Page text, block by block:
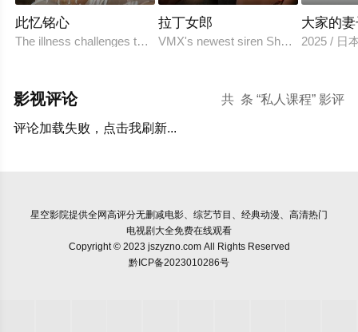
此忆铭心
The illness challenges the couple's love in a way they never
拉丁女郎
VMX's newest siren Shalanie De
大家的
2025 / 日
共 条 “私人课程” 影评
影视评论
评论加载失败，点击我刷新...
星空影院提供全网高评分无删减电影、综艺节目、经典动漫、高清热门
电视剧大全免费在线观看
Copyright © 2023 jszyzno.com All Rights Reserved
黔ICP备2023010286号